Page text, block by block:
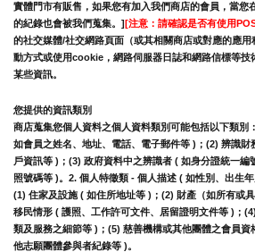
實體門市有販售，如果您有加入我們商店的會員，當您
的紀錄也會被我們蒐集。][注意：請確認是否有使用
的社交媒體/社交網路頁面（或其相關商店或對應的應
動方式或使用cookie，網路伺服器日誌和網路信標等技
某些資訊。
您提供的資訊類別
商店蒐集您個人資料之個人資料類別可能包括以下類別
如會員之姓名、地址、電話、電子郵件等 )；(2) 辨識財
戶資訊等 )；(3) 政府資料中之辨識者 ( 如身分證統一編
照號碼等 )。2. 個人特徵類 - 個人描述 ( 如性別、出生
(1) 住家及設施 ( 如住所地址等 )；(2) 財產（如所有或
移民情形 ( 護照、工作許可文件、居留證明文件等 )；
類及服務之細節等 )；(5) 慈善機構或其他團體之會員資
他志願團體參與者紀錄等 )。